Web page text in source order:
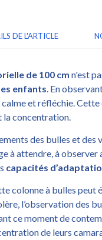
DE L'ARTICLE
de 100 cm n'est
enfants. En
et réfléchie.
la concentration.
des bulles et
à attendre, à
capacités
colonne à bulles peut
l’observation des
ce moment de
de leurs